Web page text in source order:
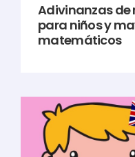
Adivinanzas
para niños y
matemáticos